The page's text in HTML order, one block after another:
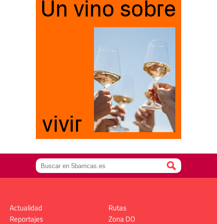
Actualidad
Reportajes
Rutas
Zona DO